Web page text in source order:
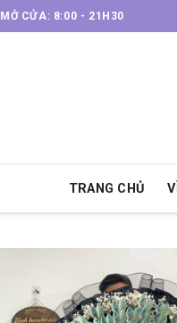
MỞ CỬA: 8:00 - 21H30
TRANG CHỦ